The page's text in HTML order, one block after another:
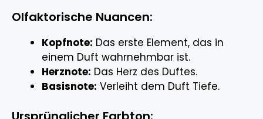
Olfaktorische Nuancen:
Kopfnote: Das erste Element, das in
einem Duft wahrnehmbar ist.
Herznote: Das Herz des Duftes.
Basisnote: Verleiht dem Duft Tiefe.